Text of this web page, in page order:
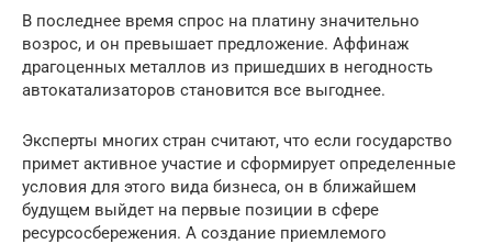
В последнее время спрос на платину значительно
возрос, и он превышает предложение. Аффинаж
драгоценных металлов из пришедших в негодность
автокатализаторов становится все выгоднее.
Эксперты многих стран считают, что если государство
примет активное участие и сформирует определенные
условия для этого вида бизнеса, он в ближайшем
будущем выйдет на первые позиции в сфере
ресурсосбережения. А создание приемлемого